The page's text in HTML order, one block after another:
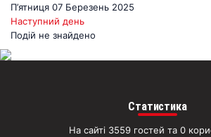
П’ятниця 07 Березень 2025
Наступний день
Подій не знайдено
Статистика
На сайті 3559 гостей та 0